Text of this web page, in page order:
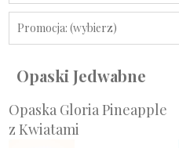
Promocja: (wybierz)
Opaski Jedwabne
Opaska Gloria Pineapple
z Kwiatami